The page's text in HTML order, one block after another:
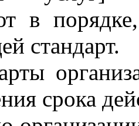
в порядке
стандарт.
срока